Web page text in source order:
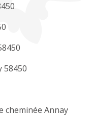
58450
cheminée Annay